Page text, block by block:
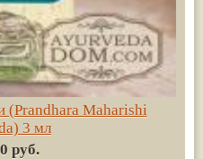
Maharishi
3 мл
руб.